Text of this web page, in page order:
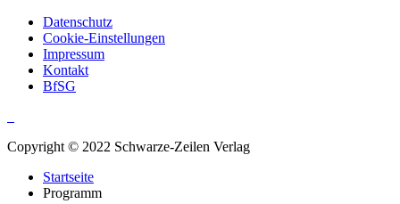
Datenschutz
Cookie-Einstellungen
Impressum
Kontakt
BfSG
Copyright © 2022 Schwarze-Zeilen Verlag
Startseite
Programm